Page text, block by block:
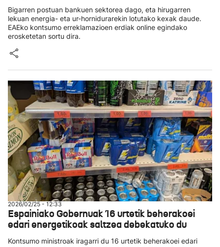
Bigarren postuan bankuen sektorea dago, eta hirugarren
lekuan energia- eta ur-hornidurarekin lotutako kexak daude.
EAEko kontsumo erreklamazioen erdiak online egindako
erosketetan sortu dira.
2026/02/25 - 12:33
Espainiako Gobernuak 16 urtetik beherakoei
edari energetikoak saltzea debekatuko du
Kontsumo ministroak iragarri du 16 urtetik beherakoei edari